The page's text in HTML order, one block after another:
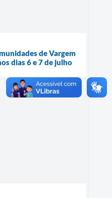
de Vargem
dias 6 e 7 de julho